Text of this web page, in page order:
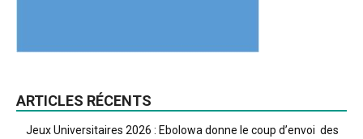
ARTICLES RÉCENTS
Jeux Universitaires 2026 : Ebolowa donne le coup d’envoi des